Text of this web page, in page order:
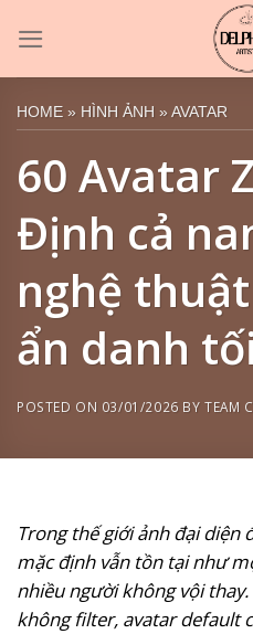
content
HOME » HÌNH ẢNH »AVATAR
60 Avatar
Định cả
nghệ
ẩn danh
POSTED ON 03/01/2026 BYTEAM
Trong thế giới ảnh đại diện
mặc định vẫn tồn tại như
nhiều người không vội
không filter, avatar default